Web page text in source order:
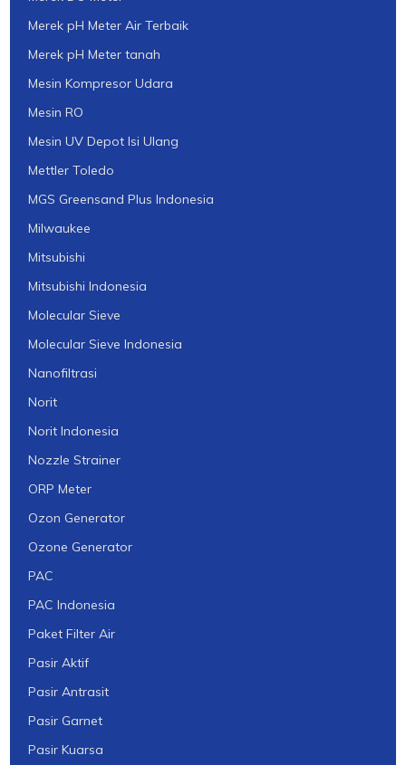
Merek pH Meter Air Terbaik
Merek pH Meter tanah
Mesin Kompresor Udara
Mesin RO
Mesin UV Depot Isi Ulang
Mettler Toledo
MGS Greensand Plus Indonesia
Milwaukee
Mitsubishi
Mitsubishi Indonesia
Molecular Sieve
Molecular Sieve Indonesia
Nanofiltrasi
Norit
Norit Indonesia
Nozzle Strainer
ORP Meter
Ozon Generator
Ozone Generator
PAC
PAC Indonesia
Paket Filter Air
Pasir Aktif
Pasir Antrasit
Pasir Garnet
Pasir Kuarsa